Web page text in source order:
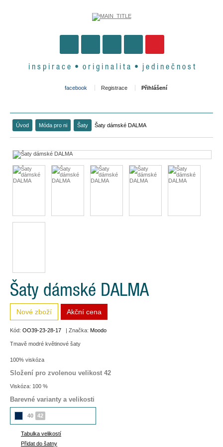
i n s p i r a c e • o r i g i n a l i t a • j e d i n e č n o s t
facebook Registrace Přihlášení
Úvod Móda pro ni Šaty Šaty dámské DALMA
Šaty dámské DALMA
Nové zboží Akční cena
Kód: OO39-23-28-17 | Značka: Moodo
Tmavě modré květinové šaty
100% viskóza
Složení pro zvolenou velikost 42
Viskóza: 100 %
Barevné varianty a velikosti
40 42
Tabulka velikostí
Přidat do šatny